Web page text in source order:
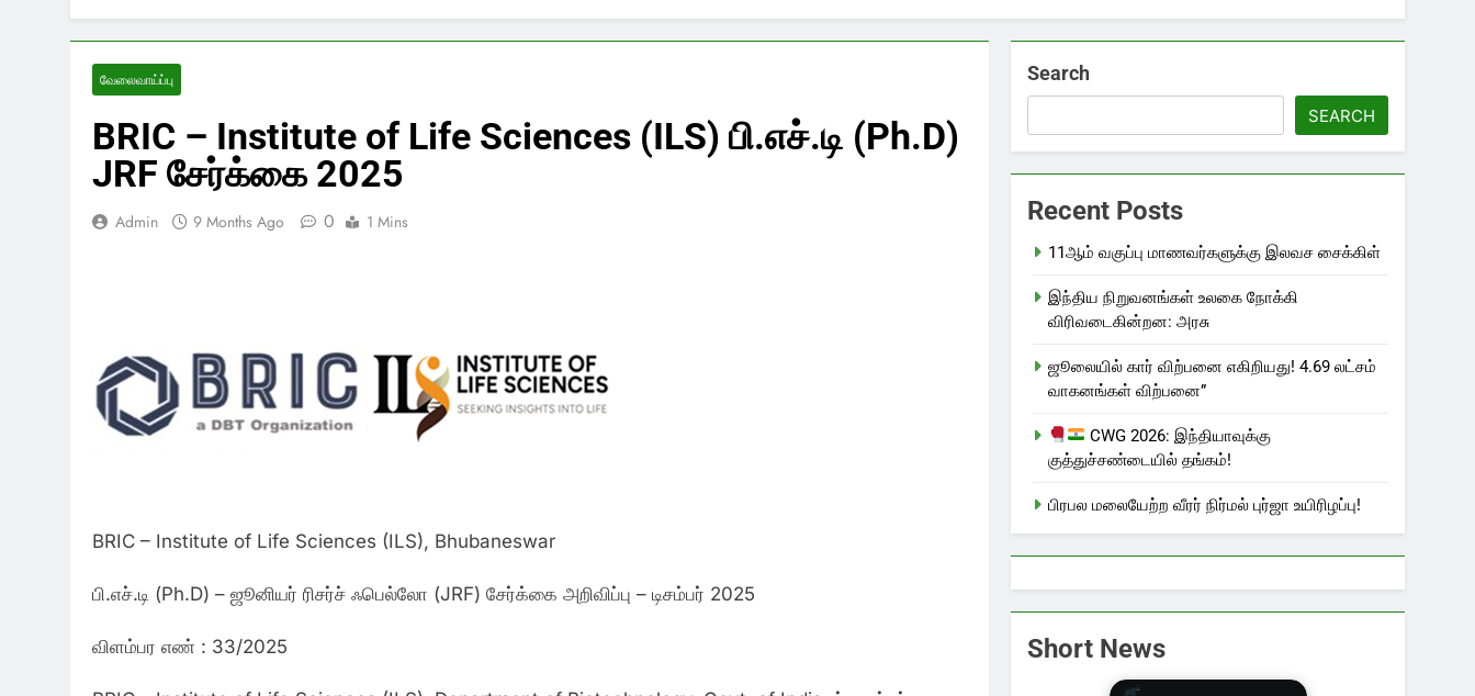
வேலைவாய்ப்பு
BRIC – Institute of Life Sciences (ILS) பி.எச்.டி (Ph.D)
JRF சேர்க்கை 2025
Admin 9 Months Ago 0 1 Mins
BRIC – Institute of Life Sciences (ILS), Bhubaneswar
பி.எச்.டி (Ph.D) – ஜூனியர் ரிசர்ச் ஃபெல்லோ (JRF) சேர்க்கை அறிவிப்பு – டிசம்பர் 2025
விளம்பர எண் : 33/2025
Search
SEARCH
Recent Posts
11ஆம் வகுப்பு மாணவர்களுக்கு இலவச சைக்கிள்
இந்திய நிறுவனங்கள் உலகை நோக்கி
விரிவடைகின்றன: அரசு
ஜூலையில் கார் விற்பனை எகிறியது! 4.69 லட்சம்
வாகனங்கள் விற்பனை”
CWG 2026: இந்தியாவுக்கு
குத்துச்சண்டையில் தங்கம்!
பிரபல மலையேற்ற வீரர் நிர்மல் புர்ஜா உயிரிழப்பு!
Short News